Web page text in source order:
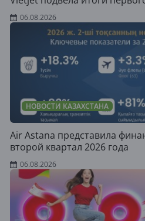
06.08.2026
НОВОСТИ КАЗАХСТАНА
Air Astana представила
второй квартал 2026 года
06.08.2026